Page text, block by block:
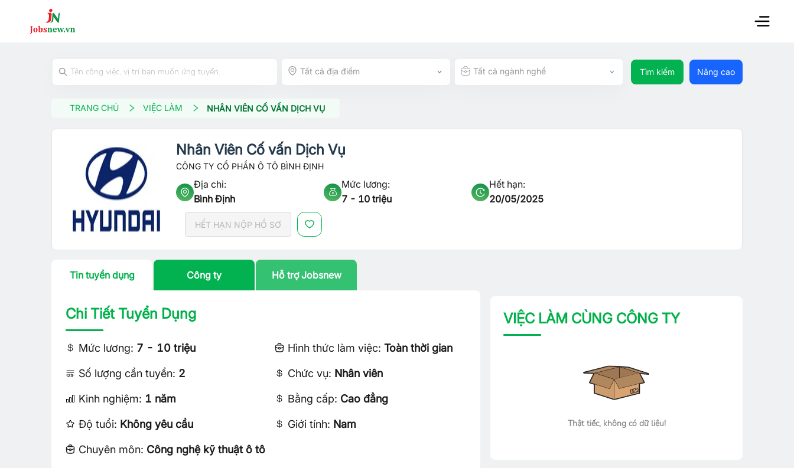
Tất cả địa điểm Tất cả ngành nghề Tìm kiếm Nâng cao
TRANG CHỦ VIỆC LÀM NHÂN VIÊN CỐ VẤN DỊCH VỤ
Nhân Viên Cố vấn Dịch Vụ
CÔNG TY CỔ PHẦN Ô TÔ BÌNH ĐỊNH
Địa chỉ:
Bình Định
Mức lương:
7 - 10 triệu
Hết hạn:
20/05/2025
HẾT HẠN NỘP HỒ SƠ
Tin tuyển dụng Công ty Hỗ trợ Jobsnew
Chi Tiết Tuyển Dụng
Mức lương: 7 - 10 triệu Hình thức làm việc:Toàn thời gian
Số lượng cần tuyển: 2 Chức vụ: Nhân viên
Kinh nghiệm: 1 năm Bằng cấp: Cao đẳng
Độ tuổi: Không yêu cầu Giới tính: Nam
Chuyên môn: Công nghệ kỹ thuật ô tô
VIỆC LÀM CÙNG CÔNG TY
Thật tiếc, không có dữ liệu!